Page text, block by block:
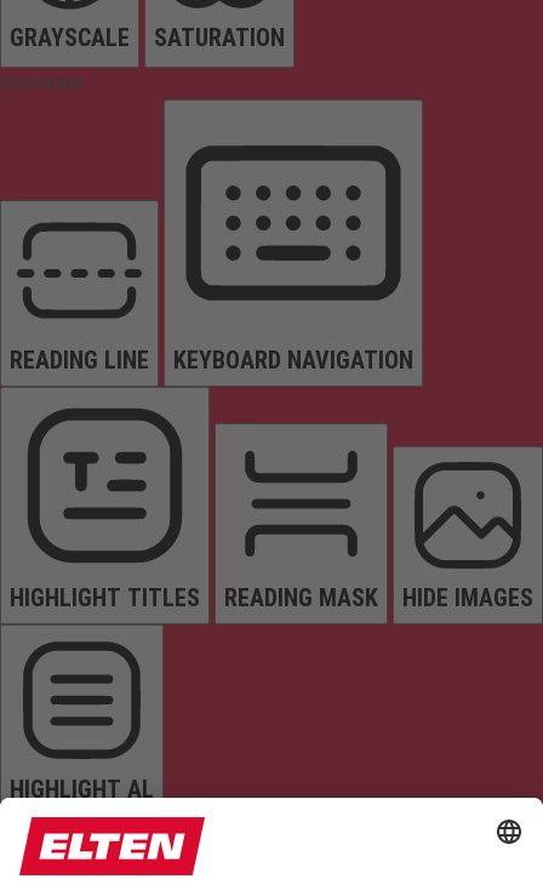
GRAYSCALE SATURATION
Orientation
READING LINE KEYBOARD NAVIGATION
HIGHLIGHT TITLES READING MASK HIDE IMAGES
HIGHLIGHT AL